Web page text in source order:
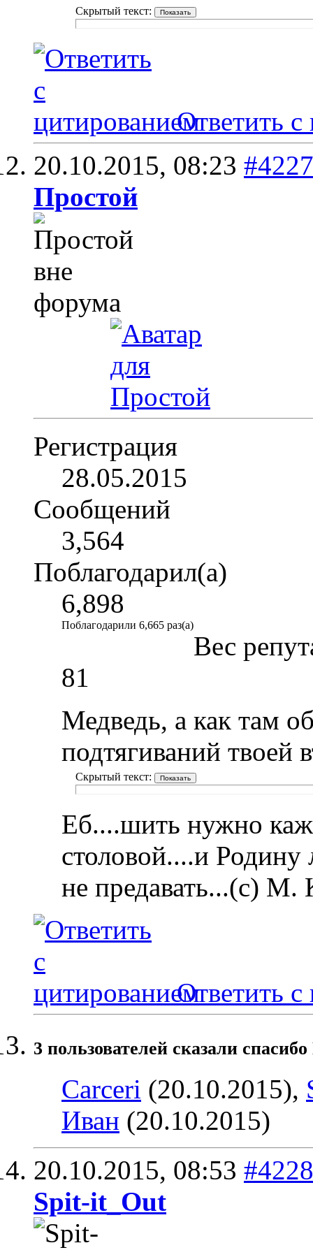
Скрытый текст:
Ответить с
20.10.2015, 08:23 #4227
Простой
Регистрация
28.05.2015
Сообщений
3,564
Поблагодарил(а)
6,898
Поблагодарили 6,665 раз(а)
Вес
81
Медведь, а как там
подтягиваний твоей
Скрытый текст:
Еб....шить нужно
столовой....и
не предавать...(с) М.
Ответить с
3 пользователей сказали
Carceri (20.10.2015),
Иван (20.10.2015)
20.10.2015, 08:53 #4228
Spit-it_Out